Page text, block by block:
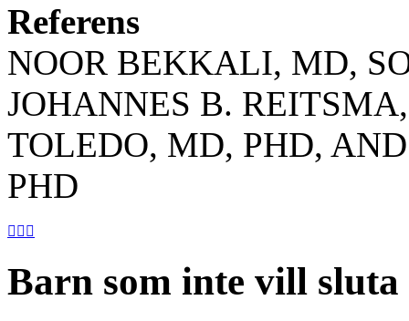
Referens
NOOR BEKKALI, MD,
JOHANNES B.
TOLEDO, MD, PHD,
PHD
  
Barn som inte vill